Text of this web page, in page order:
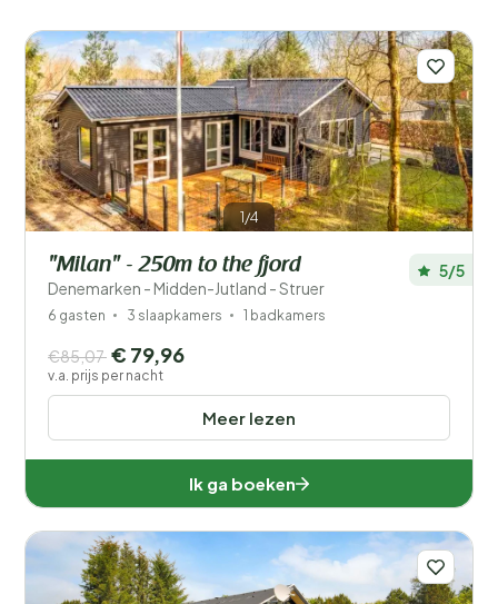
Je vakantie
Kies reisdata en je gezelschap
Wanneer?
Aantal gasten?
Afstand 1
Filters opslaan
1/4
"Milan" - 250m to the fjord
Denemarken - Midden-Jutland - Struer
5/5
6 gasten 3 slaapkamers 1 badkamers
Meer lezen
€85,07 € 79,96
v.a. prijs per nacht
Ik ga boeken